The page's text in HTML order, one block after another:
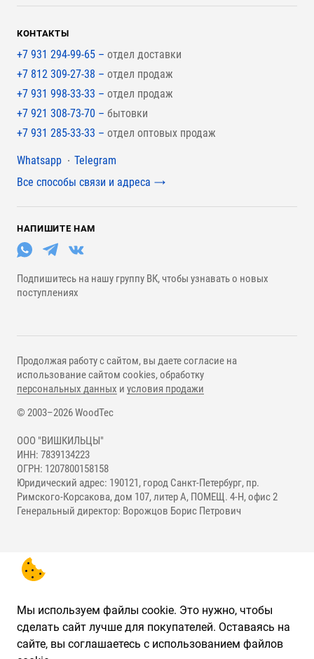
КОНТАКТЫ
+7 931 294-99-65 – отдел доставки
+7 812 309-27-38 – отдел продаж
+7 931 998-33-33 – отдел продаж
+7 921 308-73-70 – бытовки
+7 931 285-33-33 – отдел оптовых продаж
Мессенджеры
Whatsapp
Telegram
Все способы связи и адреса
НАПИШИТЕ НАМ
Подпишитесь на нашу группу ВК, чтобы узнавать о новых
поступлениях
© 2003–2026 WoodTec
ООО "ВИШКИЛЬЦЫ"
ИНН: 7839134223
ОГРН: 1207800158158
Юридический адрес: 190121, город Санкт-Петербург, пр.
Римского-Корсакова, дом 107, литер А, ПОМЕЩ. 4-Н, офис 2
Генеральный директор: Ворожцов Борис Петрович
Продолжая работу с сайтом, вы даете согласие на
использование сайтом cookies, обработку
персональных данных и условия продажи
Мы используем файлы cookie. Это нужно, чтобы
сделать сайт лучше для покупателей. Оставаясь на
сайте, вы соглашаетесь с использованием файлов